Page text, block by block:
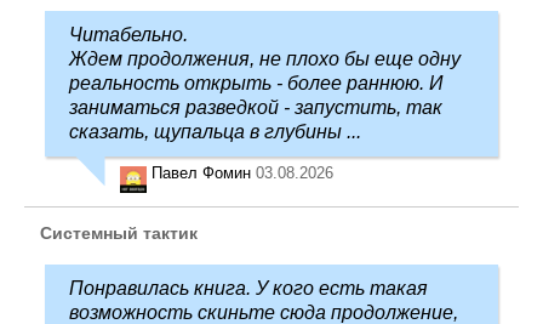
Читабельно.
Ждем продолжения, не плохо бы еще одну
реальность открыть - более раннюю. И
заниматься разведкой - запустить, так
сказать, щупальца в глубины ...
Павел Фомин 03.08.2026
Системный тактик
Понравилась книга. У кого есть такая
возможность скиньте сюда продолжение,